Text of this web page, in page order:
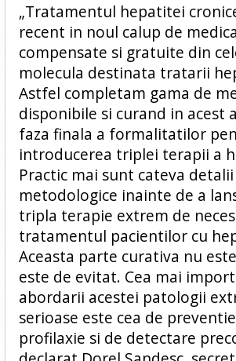
„Tratamentul hepatitei
recent in noul calup de
compensate si gratuite din
molecula destinata tratarii
Astfel completam gama de
disponibile si curand in acest
faza finala a formalitatilor
introducerea triplei terapii a
Practic mai sunt cateva detalii
metodologice inainte de a
tripla terapie extrem de
tratamentul pacientilor cu
Aceasta parte curativa nu
este de evitat. Cea mai
abordarii acestei patologii
serioase este cea de
profilaxie si de detectare